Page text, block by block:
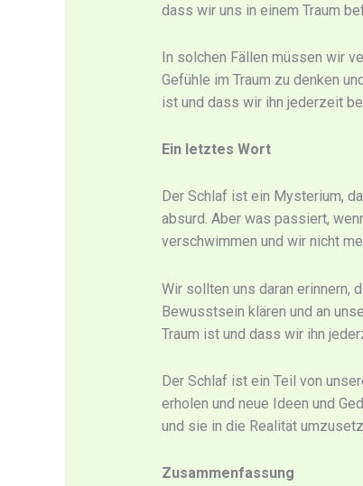
dass wir uns in einem Traum
In solchen Fällen müssen wir
Gefühle im Traum zu denken
ist und dass wir ihn jederzeit
Ein letztes Wort
Der Schlaf ist ein Mysterium,
absurd. Aber was passiert,
verschwimmen und wir nicht
Wir sollten uns daran erinnern,
Bewusstsein klären und an
Traum ist und dass wir ihn
Der Schlaf ist ein Teil von
erholen und neue Ideen und
und sie in die Realität
Zusammenfassung